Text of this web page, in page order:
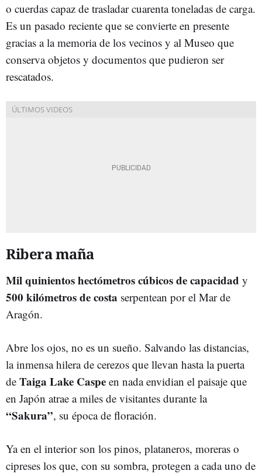
o cuerdas capaz de trasladar cuarenta toneladas de carga.
Es un pasado reciente que se convierte en presente
gracias a la memoria de los vecinos y al Museo que
conserva objetos y documentos que pudieron ser
rescatados.
Ribera maña
Mil quinientos hectómetros cúbicos de capacidad y
500 kilómetros de costa serpentean por el Mar de
Aragón.
Abre los ojos, no es un sueño. Salvando las distancias,
la inmensa hilera de cerezos que llevan hasta la puerta
de Taiga Lake Caspe en nada envidian el paisaje que
en Japón atrae a miles de visitantes durante la
“Sakura”, su época de floración.
Ya en el interior son los pinos, plataneros, moreras o
cipreses los que, con su sombra, protegen a cada uno de